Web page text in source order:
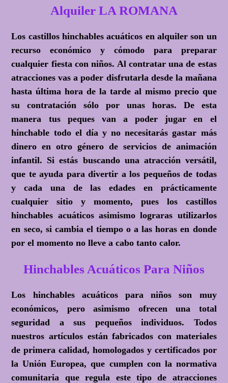
Alquiler LA ROMANA
Los castillos hinchables acuáticos en alquiler son un
recurso económico y cómodo para preparar
cualquier fiesta con niños. Al contratar una de estas
atracciones vas a poder disfrutarla desde la mañana
hasta última hora de la tarde al mismo precio que
su contratación sólo por unas horas. De esta
manera tus peques van a poder jugar en el
hinchable todo el día y no necesitarás gastar más
dinero en otro género de servicios de animación
infantil. Si estás buscando una atracción versátil,
que te ayuda para divertir a los pequeños de todas
y cada una de las edades en prácticamente
cualquier sitio y momento, pues los castillos
hinchables acuáticos asimismo lograras utilizarlos
en seco, si cambia el tiempo o a las horas en donde
por el momento no lleve a cabo tanto calor.
Hinchables Acuáticos Para Niños
Los hinchables acuáticos para niños son muy
económicos, pero asimismo ofrecen una total
seguridad a sus pequeños individuos. Todos
nuestros artículos están fabricados con materiales
de primera calidad, homologados y certificados por
la Unión Europea, que cumplen con la normativa
comunitaria que regula este tipo de atracciones